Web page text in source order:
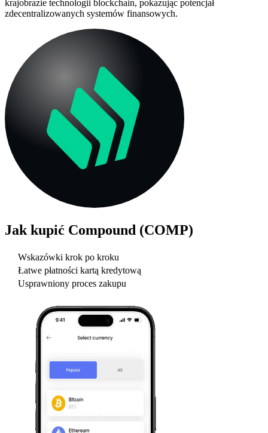
krajobrazie technologii blockchain, pokazując potencjał
zdecentralizowanych systemów finansowych.
Jak kupić Compound (COMP)
Wskazówki krok po kroku
Łatwe płatności kartą kredytową
Usprawniony proces zakupu